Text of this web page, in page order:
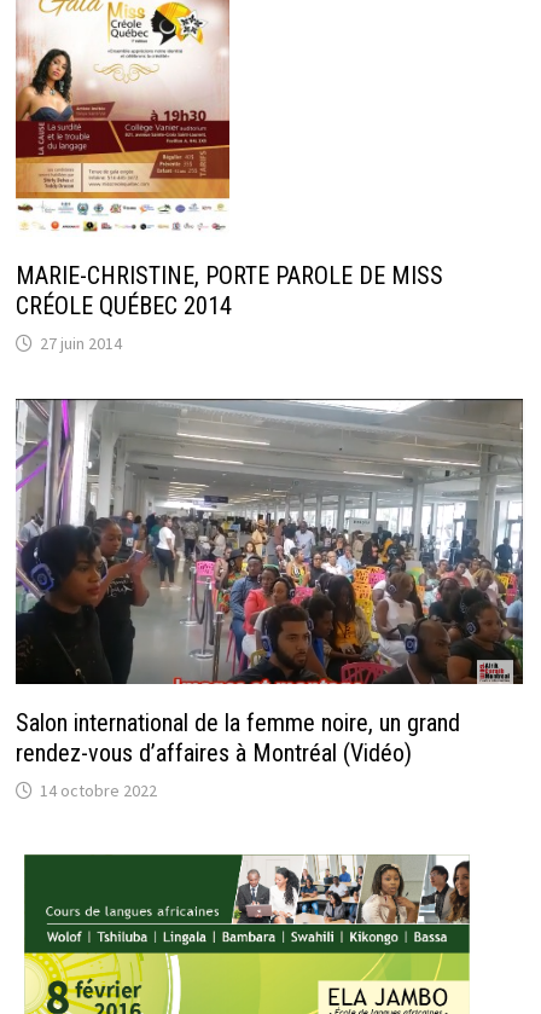
MARIE-CHRISTINE, PORTE PAROLE DE MISS
CRÉOLE QUÉBEC 2014
27 juin 2014
Salon international de la femme noire, un grand
rendez-vous d’affaires à Montréal (Vidéo)
14 octobre 2022